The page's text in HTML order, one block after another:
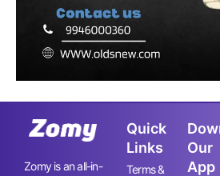
Zomy is an all-in-
Quick
Links
Terms &
Our
App